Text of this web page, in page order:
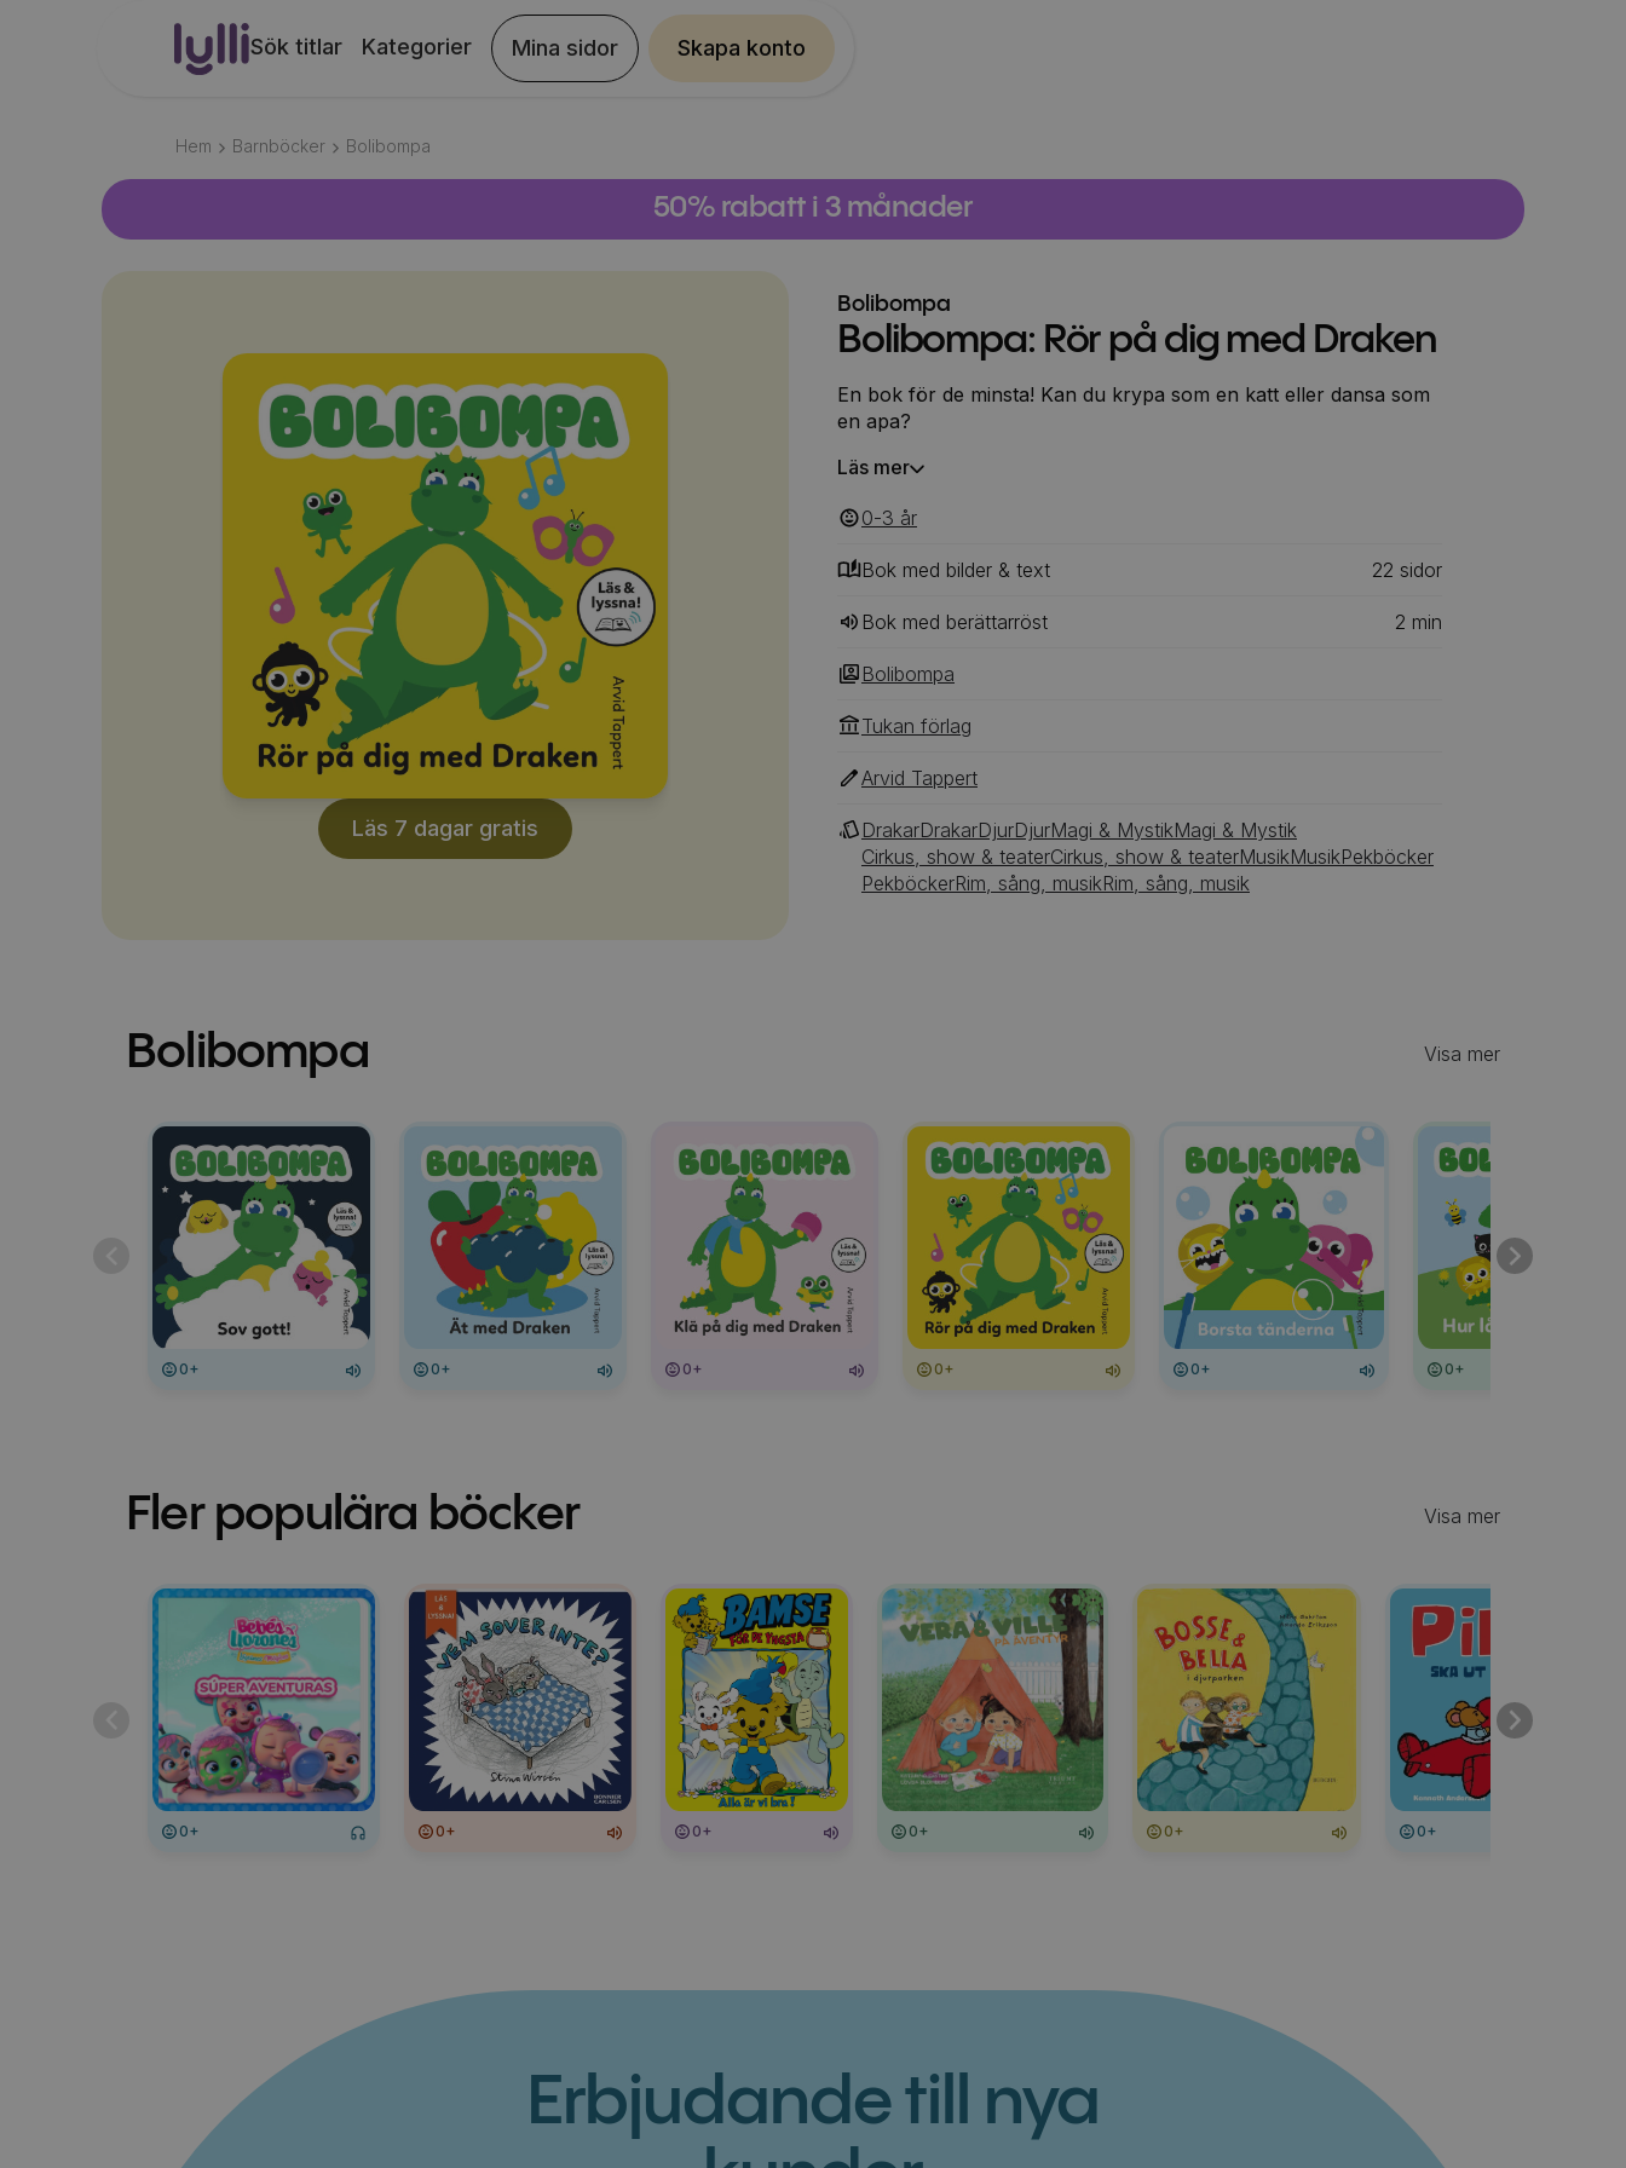
Sök titlar Kategorier Mina sidor Skapa konto
Hem Barnböcker Bolibompa
50% rabatt i 3 månader
Läs 7 dagar gratis
Bolibompa
Bolibompa: Rör på dig med Draken
En bok för de minsta! Kan du krypa som en katt eller dansa som
en apa?
Läs mer
0-3 ‎‎ år
Bok med bilder & text 22 ‎‎ sidor
Bok med berättarröst 2 min
Bolibompa
Tukan förlag
Arvid Tappert
DrakarDrakarDjurDjurMagi & MystikMagi & Mystik
Cirkus, show & teaterCirkus, show & teaterMusikMusikPekböcker
PekböckerRim, sång, musikRim, sång, musik
Bolibompa Visa mer
0+ 0+ 0+ 0+ 0+ 0+
Fler populära böcker Visa mer
0+ 0+ 0+ 0+ 0+ 0+
Erbjudande till nya